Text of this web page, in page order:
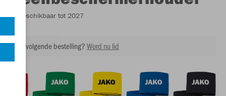
- Beschikbaar tot 2027
op je volgende bestelling?Word nu lid